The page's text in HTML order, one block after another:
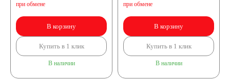
при обмене
В корзину
Купить в 1 клик
В наличии
при обмене
В корзину
Купить в 1 клик
В наличии